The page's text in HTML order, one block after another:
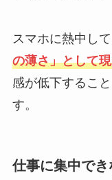
スマホに熱中し
の薄さ」として
感が低下するこ
す。
仕事に集中でき